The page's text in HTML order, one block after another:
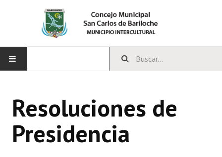
CONCEJO
Bloques Políticos
Resoluciones de
Presidencia